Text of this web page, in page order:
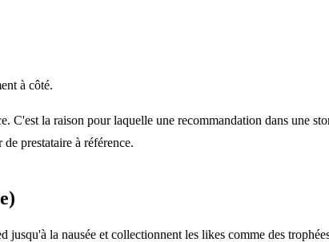
à côté.
la raison pour laquelle une recommandation dans une
prestataire à référence.
la nausée et collectionnent les likes comme des